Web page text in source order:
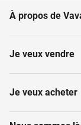
À propos de
Je veux vendre
Je veux acheter